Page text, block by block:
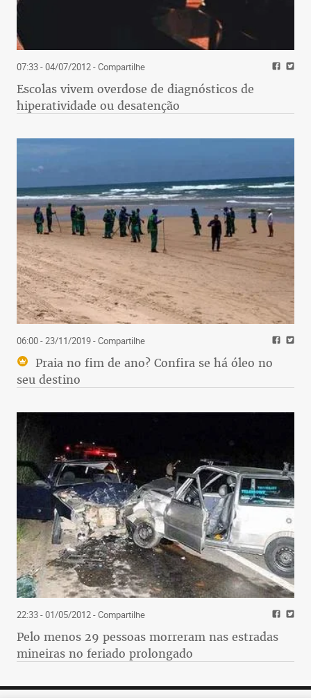
07:33 - 04/07/2012- Compartilhe
Escolas vivem overdose de diagnósticos de
hiperatividade ou desatenção
06:00 - 23/11/2019- Compartilhe
Praia no fim de ano? Confira se há óleo no
seu destino
22:33 - 01/05/2012- Compartilhe
Pelo menos 29 pessoas morreram nas estradas
mineiras no feriado prolongado